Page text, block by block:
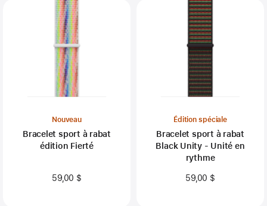
Nouveau
Bracelet sport à rabat
édition Fierté
59,00 $
Édition spéciale
Bracelet sport à rabat
Black Unity - Unité en
rythme
59,00 $